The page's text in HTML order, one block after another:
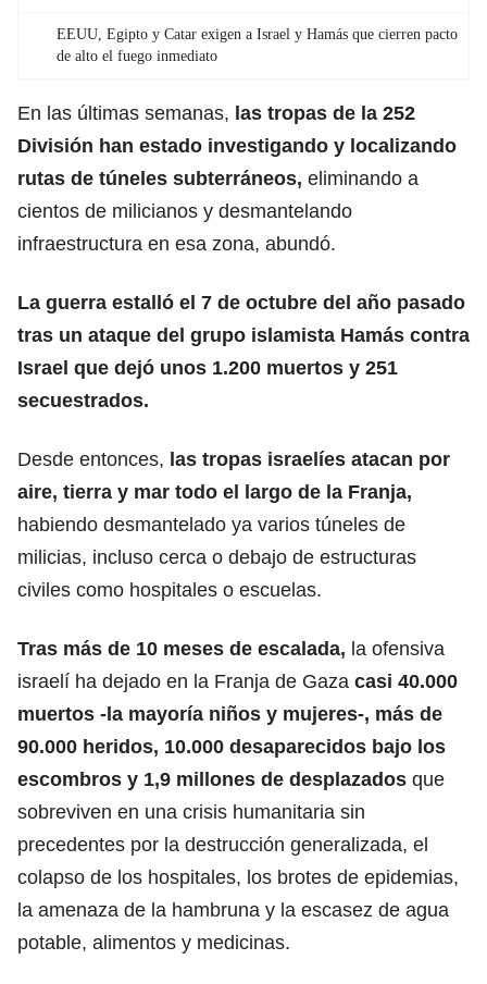
EEUU, Egipto y Catar exigen a Israel y Hamás que cierren pacto
de alto el fuego inmediato
En las últimas semanas, las tropas de la 252
División han estado investigando y localizando
rutas de túneles subterráneos, eliminando a
cientos de milicianos y desmantelando
infraestructura en esa zona, abundó.
La guerra estalló el 7 de octubre del año pasado
tras un ataque del grupo islamista Hamás contra
Israel que dejó unos 1.200 muertos y 251
secuestrados.
Desde entonces, las tropas israelíes atacan por
aire, tierra y mar todo el largo de la Franja,
habiendo desmantelado ya varios túneles de
milicias, incluso cerca o debajo de estructuras
civiles como hospitales o escuelas.
Tras más de 10 meses de escalada, la ofensiva
israelí ha dejado en la Franja de Gaza casi 40.000
muertos -la mayoría niños y mujeres-, más de
90.000 heridos, 10.000 desaparecidos bajo los
escombros y 1,9 millones de desplazados que
sobreviven en una crisis humanitaria sin
precedentes por la destrucción generalizada, el
colapso de los hospitales, los brotes de epidemias,
la amenaza de la hambruna y la escasez de agua
potable, alimentos y medicinas.